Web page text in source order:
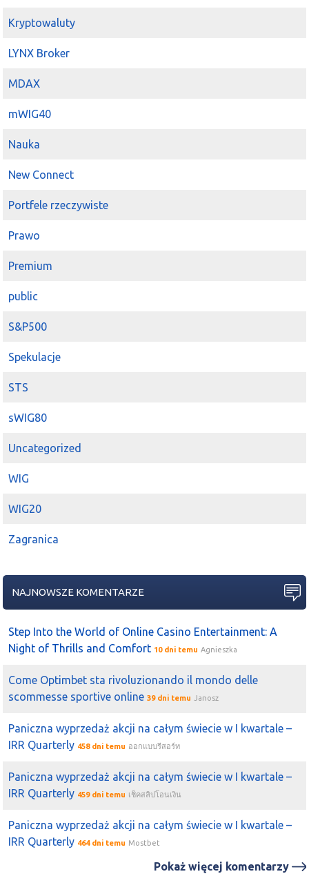
Kryptowaluty
LYNX Broker
MDAX
mWIG40
Nauka
New Connect
Portfele rzeczywiste
Prawo
Premium
public
S&P500
Spekulacje
STS
sWIG80
Uncategorized
WIG
WIG20
Zagranica
NAJNOWSZE KOMENTARZE
Step Into the World of Online Casino Entertainment: A
Night of Thrills and Comfort 10 dni temu Agnieszka
Come Optimbet sta rivoluzionando il mondo delle
scommesse sportive online 39 dni temu Janosz
Paniczna wyprzedaż akcji na całym świecie w I kwartale –
IRR Quarterly 458 dni temu ออกแบบรีสอร์ท
Paniczna wyprzedaż akcji na całym świecie w I kwartale –
IRR Quarterly 459 dni temu เช็คสลิปโอนเงิน
Paniczna wyprzedaż akcji na całym świecie w I kwartale –
IRR Quarterly 464 dni temu Mostbet
Pokaż więcej komentarzy